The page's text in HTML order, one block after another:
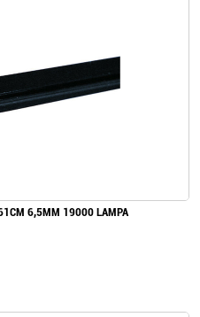
61CM 6,5MM 19000 LAMPA